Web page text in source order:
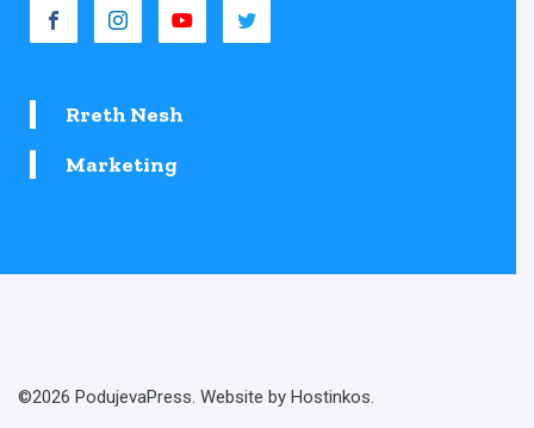
Rreth Nesh
Marketing
©2026 PodujevaPress. Website by Hostinkos.